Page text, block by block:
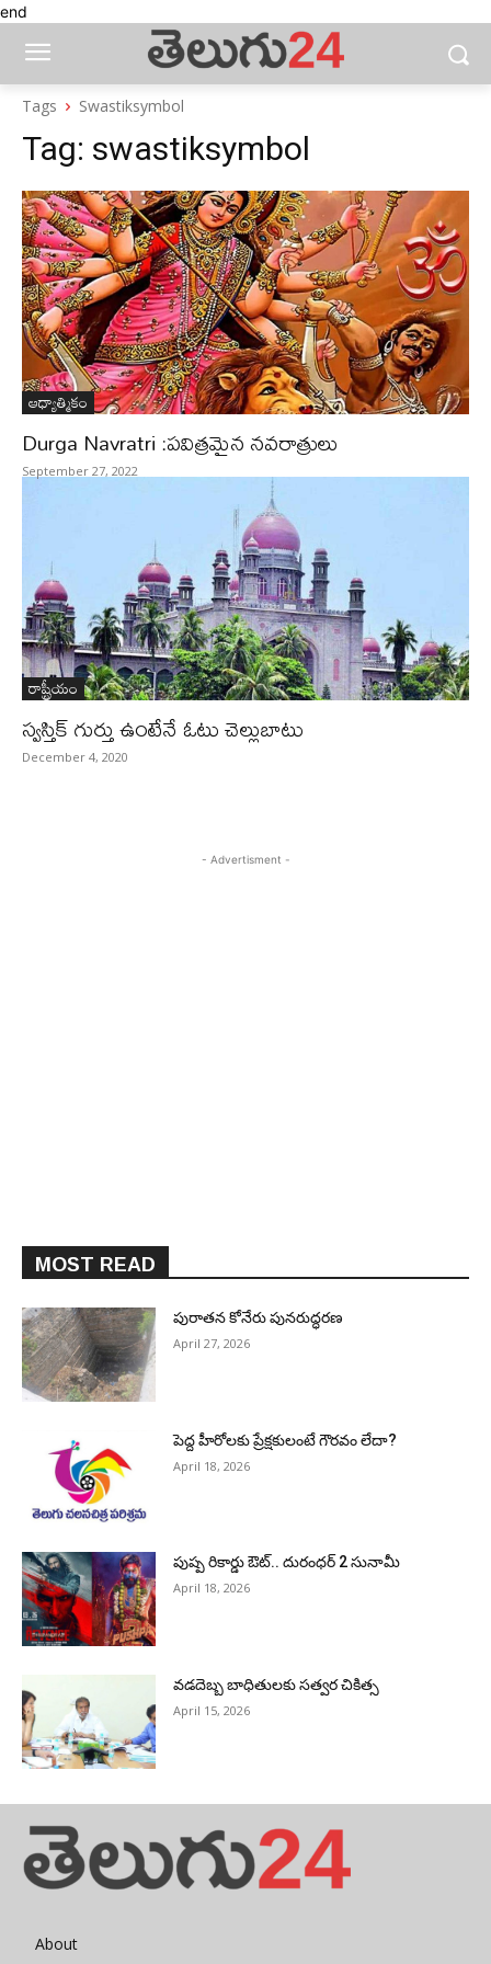
end
Tags Swastiksymbol
Tag: swastiksymbol
ఆధ్యాత్మికం
Durga Navratri :పవిత్రమైన నవరాత్రులు
September 27, 2022
రాష్ట్రీయం
స్వస్తిక్‌ గుర్తు ఉంటేనే ఓటు చెల్లుబాటు
December 4, 2020
- Advertisment -
MOST READ
పురాత‌న కోనేరు పున‌రుద్ధ‌ర‌ణ
April 27, 2026
పెద్ద హీరోల‌కు ప్రేక్ష‌కులంటే గౌర‌వం లేదా?
April 18, 2026
పుష్ప రికార్డు ఔట్‌.. దురంధ‌ర్ 2 సునామీ
April 18, 2026
వడదెబ్బ బాధితులకు సత్వర చికిత్స
April 15, 2026
About